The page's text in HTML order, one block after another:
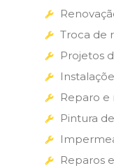
Troca de
Projetos
Reparo
Pintura
Reparos